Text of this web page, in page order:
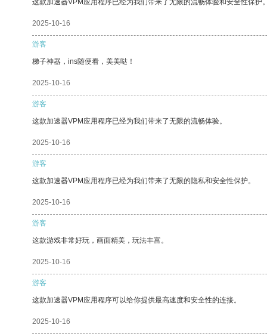
这款加速器VPM应用程序已经为我们带来了无限的流畅体验和安全性保护
2025-10-16
游客
梯子神器，ins随便看，美美哒！
2025-10-16
游客
这款加速器VPM应用程序已经为我们带来了无限的流畅体验。
2025-10-16
游客
这款加速器VPM应用程序已经为我们带来了无限的隐私和安全性保护。
2025-10-16
游客
这款游戏非常好玩，画面精美，玩法丰富。
2025-10-16
游客
这款加速器VPM应用程序可以给你提供最高速度和安全性的连接。
2025-10-16